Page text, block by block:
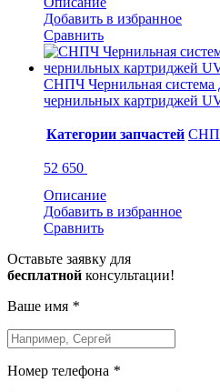
Добавить в избранное
Сравнить
СНПЧ Чернильная система
чернильных картриджей
Категории запчастей
52 650
Описание
Добавить в избранное
Сравнить
Оставьте заявку для
бесплатной консультации!
Ваше имя *
Номер телефона *